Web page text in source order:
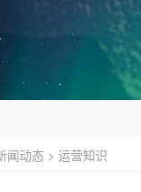
闻动态 > 运营知识